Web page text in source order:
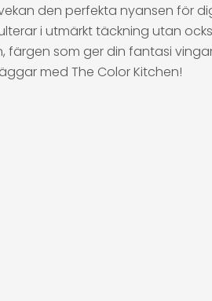
den perfekta nyansen för
i utmärkt täckning utan
färgen som ger din fantasi
med The Color Kitchen!